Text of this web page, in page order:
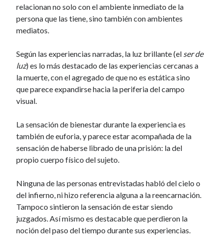
relacionan no solo con el ambiente inmediato de la
persona que las tiene, sino también con ambientes
mediatos.
Según las experiencias narradas, la luz brillante (el ser de
luz) es lo más destacado de las experiencias cercanas a
la muerte, con el agregado de que no es estática sino
que parece expandirse hacia la periferia del campo
visual.
La sensación de bienestar durante la experiencia es
también de euforia, y parece estar acompañada de la
sensación de haberse librado de una prisión: la del
propio cuerpo físico del sujeto.
Ninguna de las personas entrevistadas habló del cielo o
del infierno, ni hizo referencia alguna a la reencarnación.
Tampoco sintieron la sensación de estar siendo
juzgados. Así mismo es destacable que perdieron la
noción del paso del tiempo durante sus experiencias.